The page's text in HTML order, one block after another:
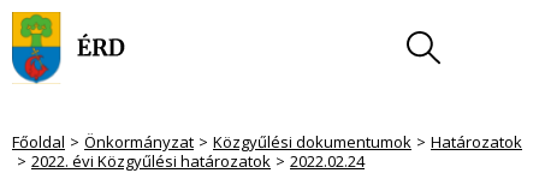
Főoldal Önkormányzat Közgyűlési dokumentumok
Határozatok
2022. évi Közgyűlési határozatok
2022.02.24